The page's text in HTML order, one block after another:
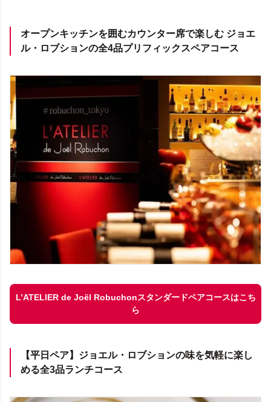
オープンキッチンを囲むカウンター席で楽しむ ジョエ
ル・ロブションの全4品プリフィックスペアコース
L’ATELIER de Joël Robuchonスタンダードペアコースはこち
ら
【平日ペア】ジョエル・ロブションの味を気軽に楽し
める全3品ランチコース